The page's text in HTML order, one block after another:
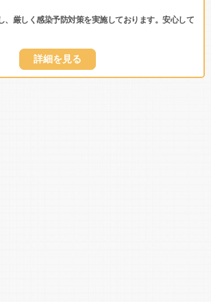
、厳しく感染予防対策を実施しております。安心して
詳細を見る